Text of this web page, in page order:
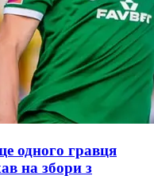
одного гравця
на збори з